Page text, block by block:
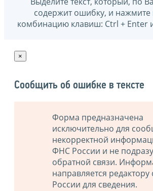
содержит ошибку, и нажмите
комбинацию клавиш: Ctrl + Enter
×
Сообщить об ошибке в тексте
Форма предназначена
исключительно для
некорректной
ФНС России и не
обратной связи.
направляется
России для сведения.